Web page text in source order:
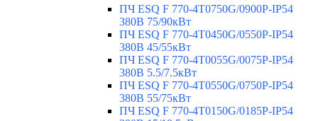
ПЧ ESQ F 770-4T0750G/0900P-IP54
380В 75/90кВт
ПЧ ESQ F 770-4T0450G/0550P-IP54
380В 45/55кВт
ПЧ ESQ F 770-4T0055G/0075P-IP54
380В 5.5/7.5кВт
ПЧ ESQ F 770-4T0550G/0750P-IP54
380В 55/75кВт
ПЧ ESQ F 770-4T0150G/0185P-IP54